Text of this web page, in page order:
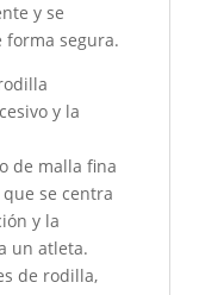
y se
forma segura.
y la
de malla fina
se centra
y la
un atleta.
de rodilla,